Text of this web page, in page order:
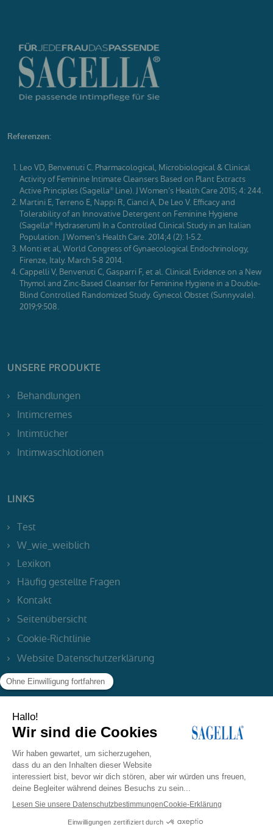
Referenzen:
Leo VD, Benvenuti C. Pharmacological, Microbiological & Clinical
Activity of Feminine Intimate Cleansers Based on Plant Extracts
Active Principles (Sagella® Line). J Women’s Health Care 2015; 4: 244.
Martini E, Terreno E, Nappi R, Cianci A, De Leo V. Efficacy and
Tolerability of an Innovative Detergent on Feminine Hygiene
(Sagella® Hydraserum) In a Controlled Clinical Study in an Italian
Population. J Women’s Health Care. 2014;4 (2): 1-5.2.
Monti et al, World Congress of Gynaecological Endochrinology,
Firenze, Italy. March 5-8 2014.
Cappelli V, Benvenuti C, Gasparri F, et al. Clinical Evidence on a New
Thymol and Zinc-Based Cleanser for Feminine Hygiene in a Double-
Blind Controlled Randomized Study. Gynecol Obstet (Sunnyvale).
2019;9:508.
UNSERE PRODUKTE
Behandlungen
Intimcremes
Intimtücher
Intimwaschlotionen
LINKS
Test
W_wie_weiblich
Lexikon
Häufig gestellte Fragen
Kontakt
Seitenübersicht
Cookie-Richtlinie
Website Datenschutzerklärung
Impressum